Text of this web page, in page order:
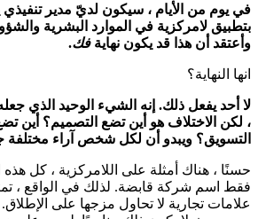
في يوم من الأيام ، سيكون لديّ مدير تنفيذي
بتطبيق لامركزية في الموارد البشرية
وأعتقد أن هذا قد يكون نهايةفك.
انها النهاية؟
لا أحد يفعل ذلك. إنه الشيء الوحيد الذي جعله
، لكن الاختلاف هو أين تضع التصميم؟ أين
التسويق؟ ويبدو أن لكل شخص آراء مختلفة
حسنًا ، هناك أمثلة على اللامركزية ، كل هذه
فقط اسم شركة قابضة. لذلك في الواقع ،
علامات تجارية لا تحاول مزجها على